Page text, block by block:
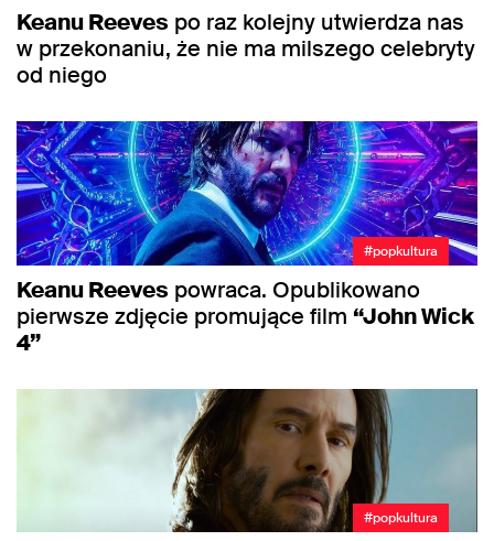
Keanu Reeves po raz kolejny utwierdza nas
w przekonaniu, że nie ma milszego celebryty
od niego
#popkultura
Keanu Reeves powraca. Opublikowano
pierwsze zdjęcie promujące film “John Wick
4”
#popkultura